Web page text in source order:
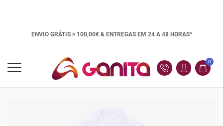
ENVIO GRÁTIS > 100,00€ & ENTREGAS EM 24 A 48 HORAS*
0